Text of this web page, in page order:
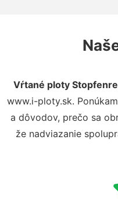
Vŕtané ploty
www.i-ploty.sk.
a dôvodov, prečo sa
že nadviazanie